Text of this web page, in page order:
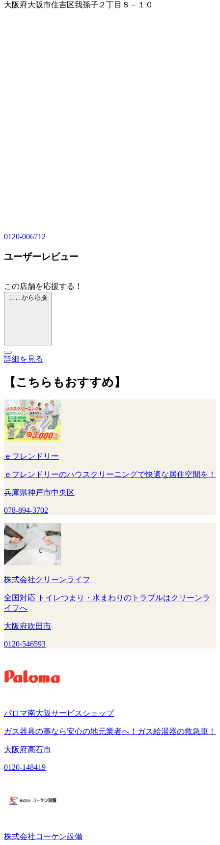
大阪府大阪市住吉区我孫子２丁目８－１０
0120-006712
ユーザーレビュー
この店舗を応援する！
ここから応援
詳細を見る
【こちらもおすすめ】
ｅフレンドリー
ｅフレンドリーのハウスクリーニングで快適な居住空間を！
兵庫県神戸市中央区
078-894-3702
株式会社クリーンライフ
全国対応 トイレつまり・水まわりのトラブルはクリーンラ
イフへ
大阪府吹田市
0120-546593
パロマ南大阪サービスショップ
ガス器具の事なら安心の地元業者へ！ガス給湯器の救急車！
大阪府高石市
0120-148419
株式会社コーケン設備